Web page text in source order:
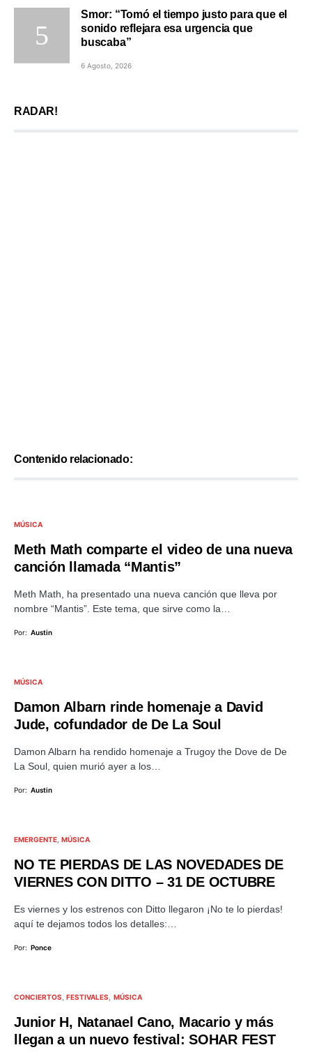
Smor: “Tomó el tiempo justo para que el
sonido reflejara esa urgencia que
buscaba”
6 Agosto, 2026
RADAR!
Contenido relacionado:
MÚSICA
Meth Math comparte el video de una nueva
canción llamada “Mantis”
Meth Math, ha presentado una nueva canción que lleva por
nombre “Mantis”. Este tema, que sirve como la…
Por: Austin
MÚSICA
Damon Albarn rinde homenaje a David
Jude, cofundador de De La Soul
Damon Albarn ha rendido homenaje a Trugoy the Dove de De
La Soul, quien murió ayer a los…
Por: Austin
EMERGENTE MÚSICA
NO TE PIERDAS DE LAS NOVEDADES DE
VIERNES CON DITTO – 31 DE OCTUBRE
Es viernes y los estrenos con Ditto llegaron ¡No te lo pierdas!
aquí te dejamos todos los detalles:…
Por: Ponce
CONCIERTOS FESTIVALES MÚSICA
Junior H, Natanael Cano, Macario y más
llegan a un nuevo festival: SOHAR FEST